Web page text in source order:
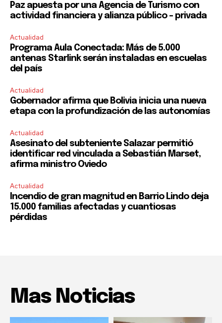
Paz apuesta por una Agencia de Turismo con
actividad financiera y alianza público – privada
Actualidad
Programa Aula Conectada: Más de 5.000
antenas Starlink serán instaladas en escuelas
del país
Actualidad
Gobernador afirma que Bolivia inicia una nueva
etapa con la profundización de las autonomías
Actualidad
Asesinato del subteniente Salazar permitió
identificar red vinculada a Sebastián Marset,
afirma ministro Oviedo
Actualidad
Incendio de gran magnitud en Barrio Lindo deja
15.000 familias afectadas y cuantiosas
pérdidas
Mas Noticias